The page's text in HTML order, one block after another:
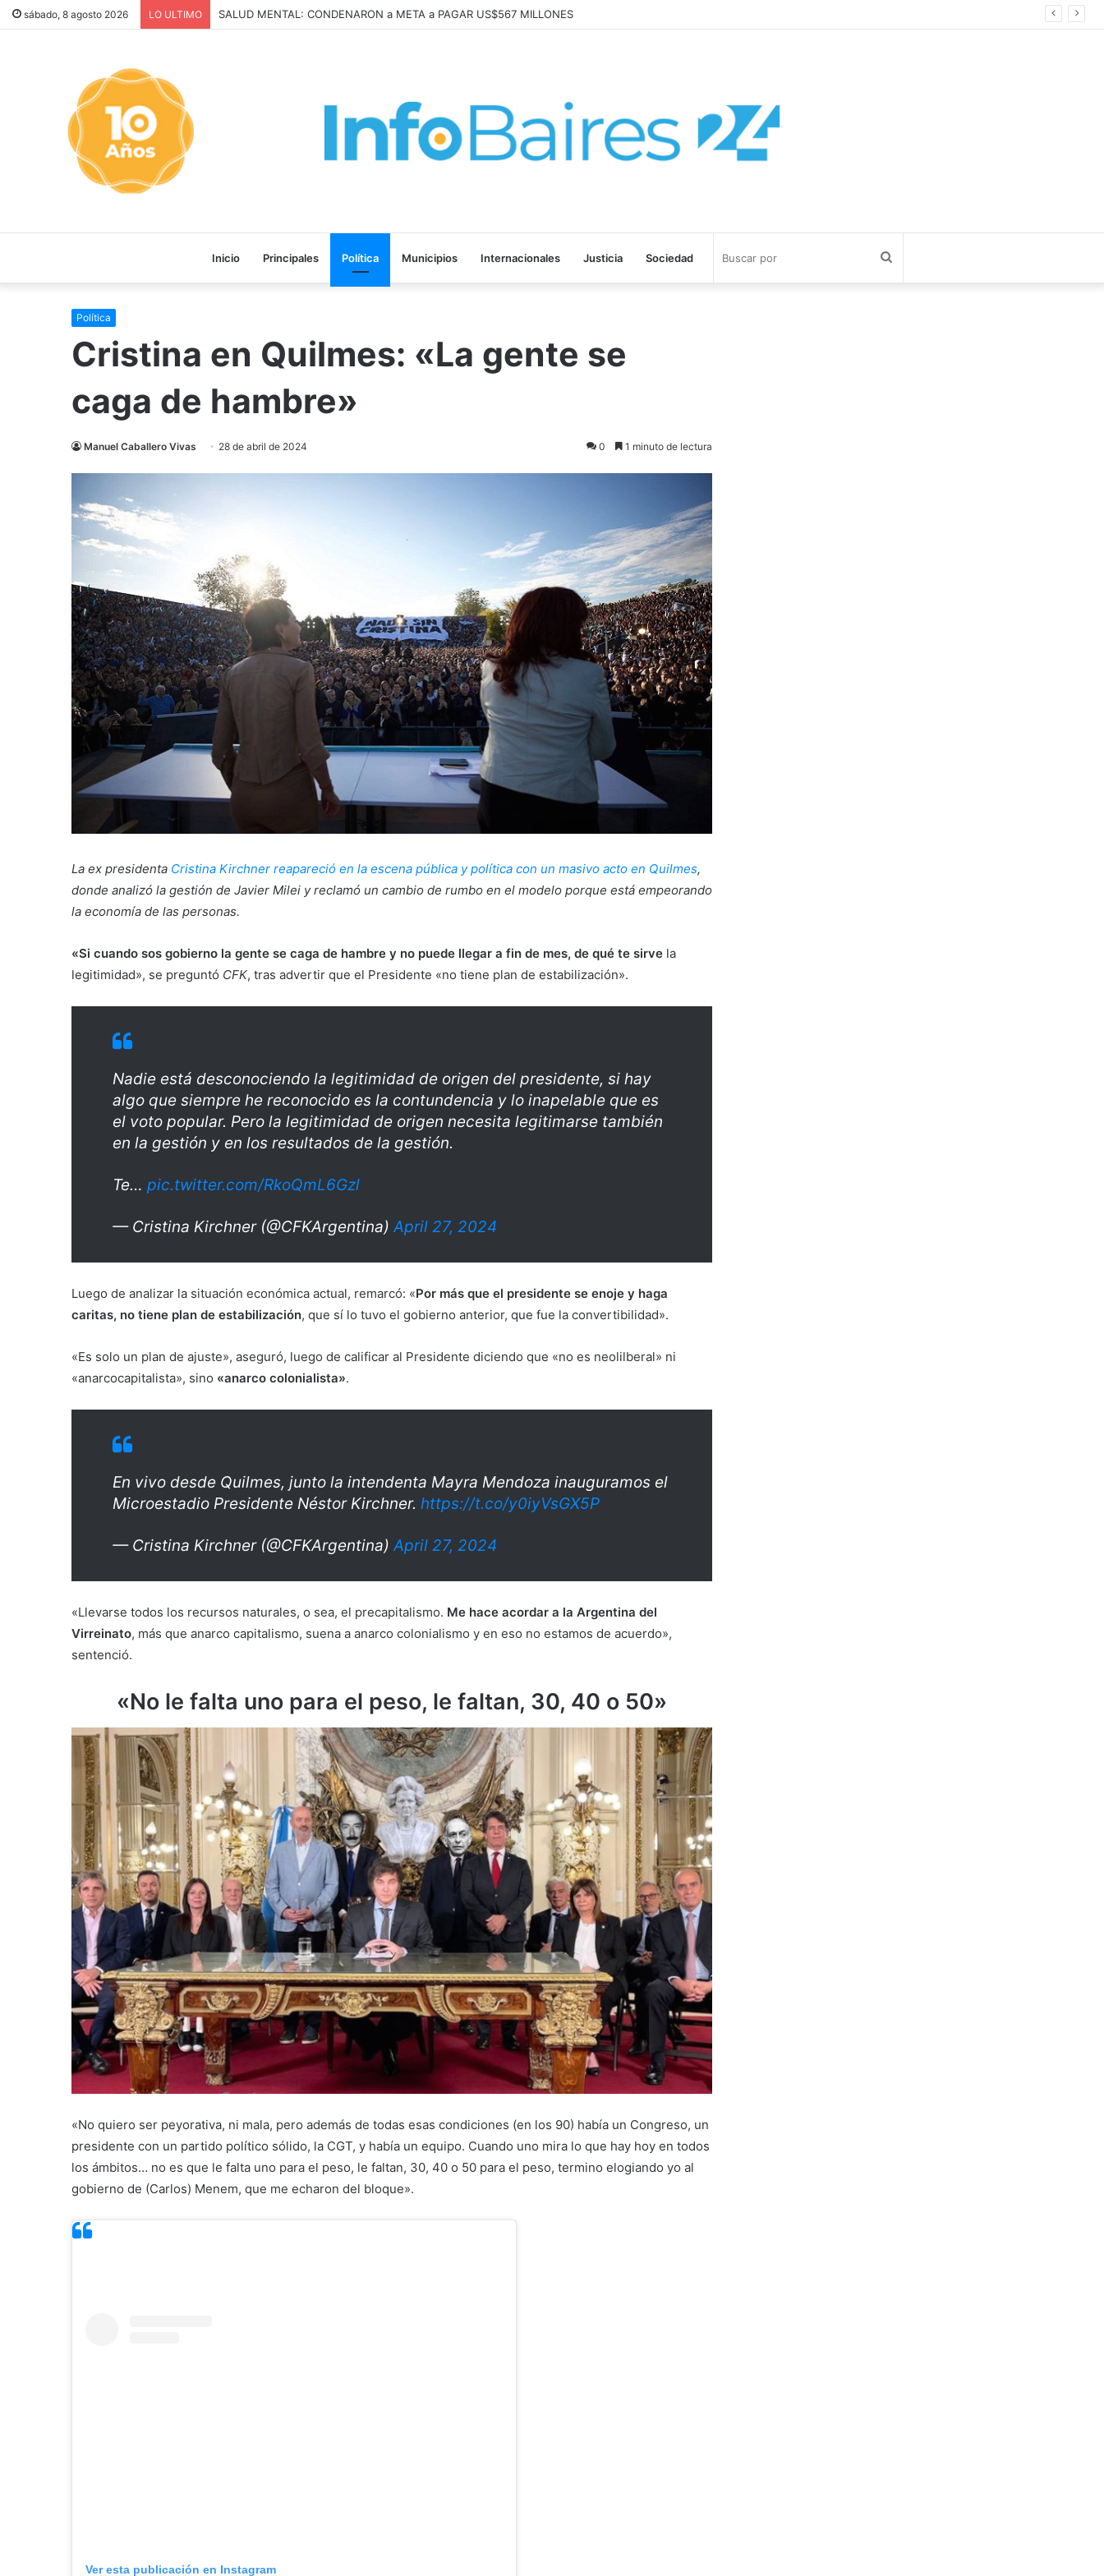
sábado, 8 agosto 2026 LO ULTIMO San Cayetano: Paz, Pan y Trabajo «tenemos que aprender a dialogar y a tratarnos bien» Mons. García Cuerva
Inicio Principales Política Municipios Internacionales Justicia Sociedad
Política
Cristina en Quilmes: «La gente se
caga de hambre»
Manuel Caballero Vivas 28 de abril de 2024 0 1 minuto de lectura
La ex presidenta Cristina Kirchner reapareció en la escena pública y política con un masivo acto en Quilmes,
donde analizó la gestión de Javier Milei y reclamó un cambio de rumbo en el modelo porque está empeorando
la economía de las personas.
«Si cuando sos gobierno la gente se caga de hambre y no puede llegar a fin de mes, de qué te sirve la
legitimidad», se preguntó CFK, tras advertir que el Presidente «no tiene plan de estabilización».
Nadie está desconociendo la legitimidad de origen del presidente, si hay
algo que siempre he reconocido es la contundencia y lo inapelable que es
el voto popular. Pero la legitimidad de origen necesita legitimarse también
en la gestión y en los resultados de la gestión.
Te… pic.twitter.com/RkoQmL6Gzl
— Cristina Kirchner (@CFKArgentina)April 27, 2024
Luego de analizar la situación económica actual, remarcó: «Por más que el presidente se enoje y haga
caritas, no tiene plan de estabilización, que sí lo tuvo el gobierno anterior, que fue la convertibilidad».
«Es solo un plan de ajuste», aseguró, luego de calificar al Presidente diciendo que «no es neolilberal» ni
«anarcocapitalista», sino «anarco colonialista».
En vivo desde Quilmes, junto la intendenta Mayra Mendoza inauguramos el
Microestadio Presidente Néstor Kirchner. https://t.co/y0iyVsGX5P
— Cristina Kirchner (@CFKArgentina)April 27, 2024
«Llevarse todos los recursos naturales, o sea, el precapitalismo. Me hace acordar a la Argentina del
Virreinato, más que anarco capitalismo, suena a anarco colonialismo y en eso no estamos de acuerdo»,
sentenció.
«No le falta uno para el peso, le faltan, 30, 40 o 50»
«No quiero ser peyorativa, ni mala, pero además de todas esas condiciones (en los 90) había un Congreso, un
presidente con un partido político sólido, la CGT, y había un equipo. Cuando uno mira lo que hay hoy en todos
los ámbitos… no es que le falta uno para el peso, le faltan, 30, 40 o 50 para el peso, termino elogiando yo al
gobierno de (Carlos) Menem, que me echaron del bloque».
Ver esta publicación en Instagram